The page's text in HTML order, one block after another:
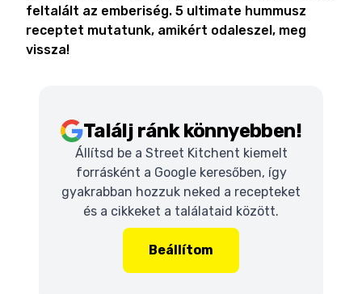
feltalált az emberiség. 5 ultimate hummusz
receptet mutatunk, amikért odaleszel, meg
vissza!
Találj ránk könnyebben!
Állítsd be a Street Kitchent kiemelt
forrásként a Google keresőben, így
gyakrabban hozzuk neked a recepteket
és a cikkeket a találataid között.
Beállítom